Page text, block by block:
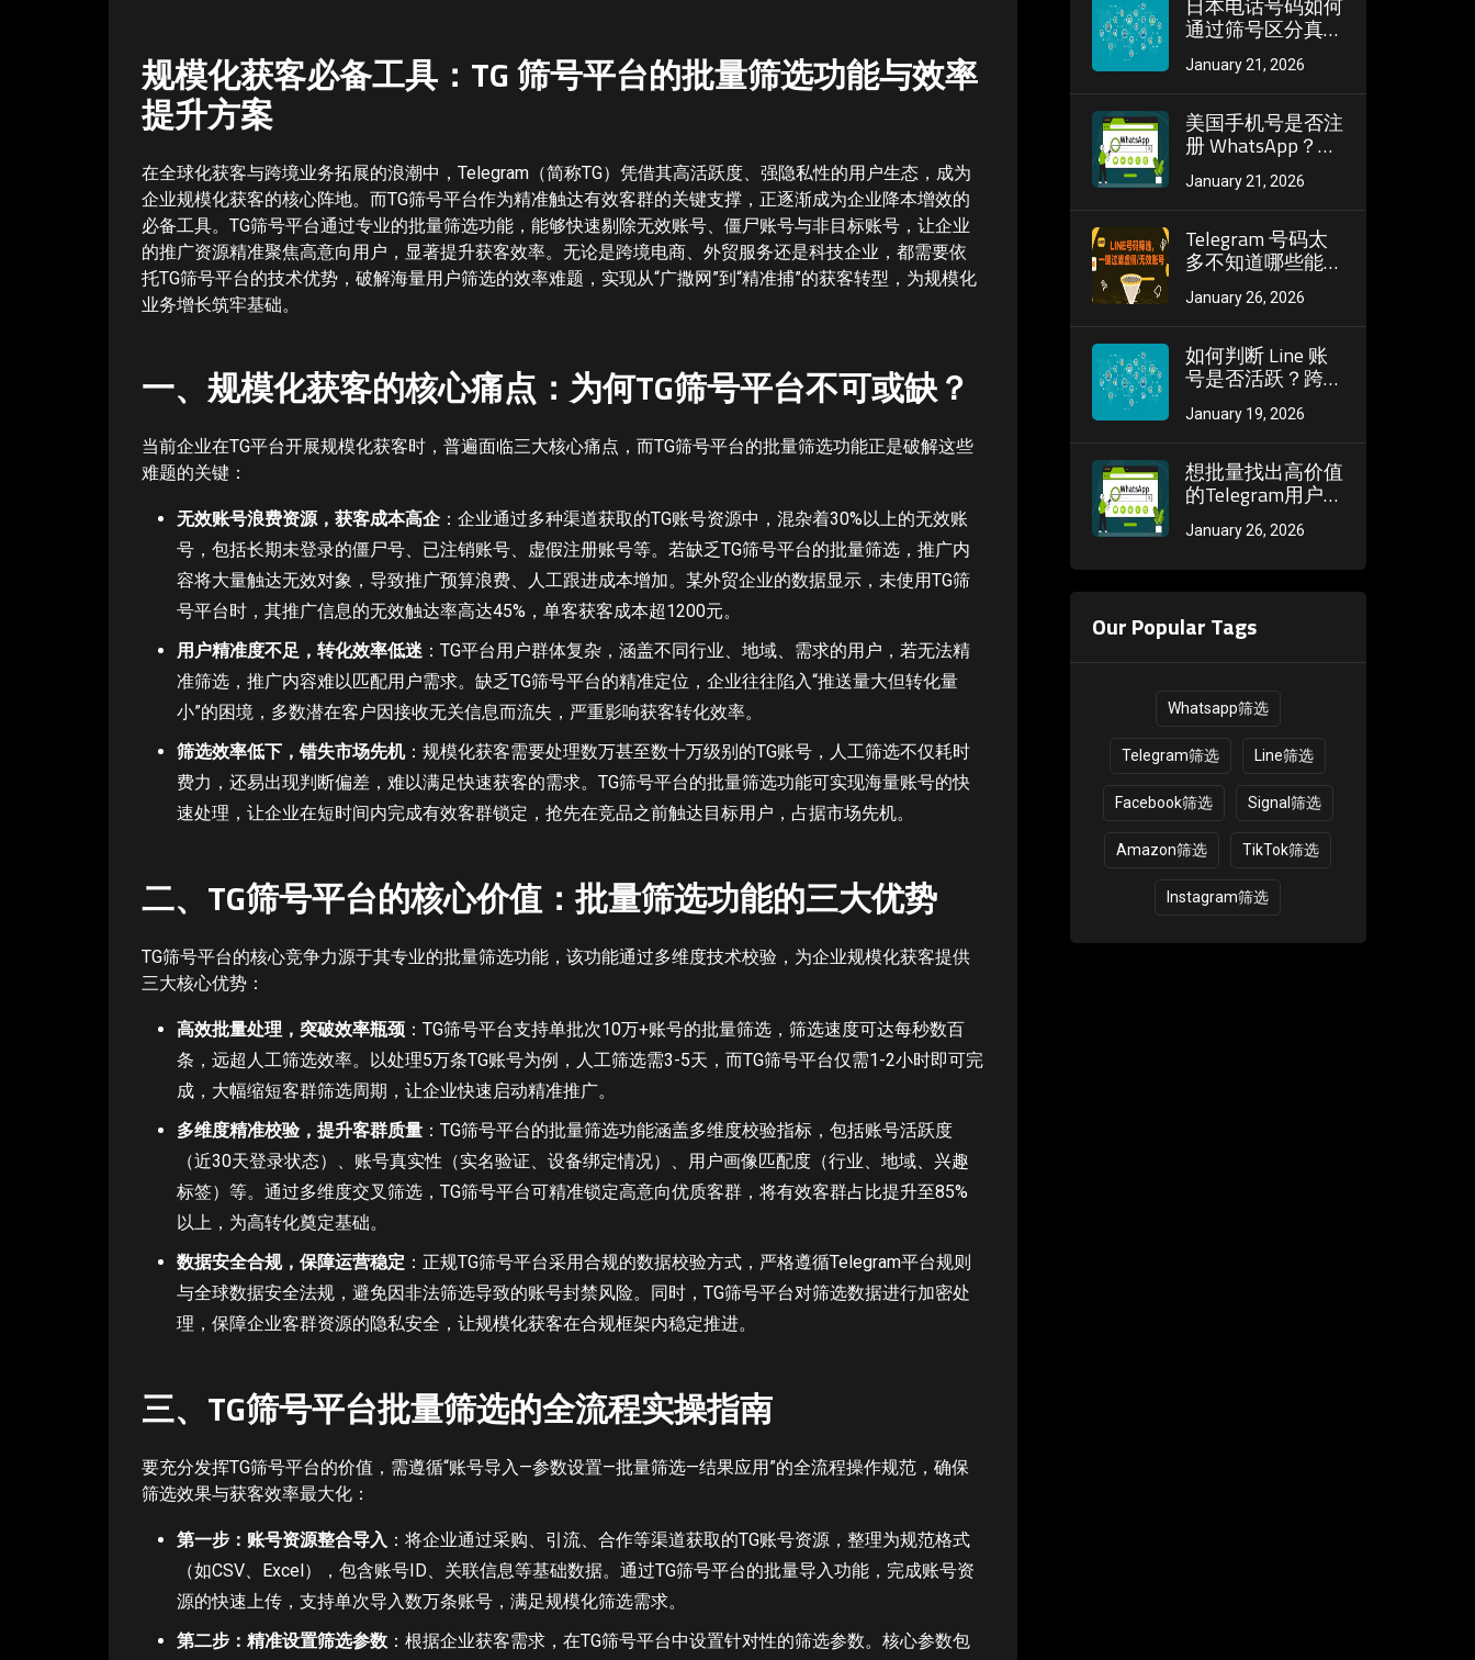
规模化获客必备工具：TG 筛号平台的批量筛选功能与效率
提升方案
在全球化获客与跨境业务拓展的浪潮中，Telegram（简称TG）凭借其高活跃度、强隐私性的用户生态，成为
企业规模化获客的核心阵地。而TG筛号平台作为精准触达有效客群的关键支撑，正逐渐成为企业降本增效的
必备工具。TG筛号平台通过专业的批量筛选功能，能够快速剔除无效账号、僵尸账号与非目标账号，让企业
的推广资源精准聚焦高意向用户，显著提升获客效率。无论是跨境电商、外贸服务还是科技企业，都需要依
托TG筛号平台的技术优势，破解海量用户筛选的效率难题，实现从“广撒网”到“精准捕”的获客转型，为规模化
业务增长筑牢基础。
一、规模化获客的核心痛点：为何TG筛号平台不可或缺？
当前企业在TG平台开展规模化获客时，普遍面临三大核心痛点，而TG筛号平台的批量筛选功能正是破解这些
难题的关键：
无效账号浪费资源，获客成本高企 ：企业通过多种渠道获取的TG账号资源中，混杂着30%以上的无效账
号，包括长期未登录的僵尸号、已注销账号、虚假注册账号等。若缺乏TG筛号平台的批量筛选，推广内
容将大量触达无效对象，导致推广预算浪费、人工跟进成本增加。某外贸企业的数据显示，未使用TG筛
号平台时，其推广信息的无效触达率高达45%，单客获客成本超1200元。
用户精准度不足，转化效率低迷 ：TG平台用户群体复杂，涵盖不同行业、地域、需求的用户，若无法精
准筛选，推广内容难以匹配用户需求。缺乏TG筛号平台的精准定位，企业往往陷入“推送量大但转化量
小”的困境，多数潜在客户因接收无关信息而流失，严重影响获客转化效率。
筛选效率低下，错失市场先机：规模化获客需要处理数万甚至数十万级别的TG账号，人工筛选不仅耗时
费力，还易出现判断偏差，难以满足快速获客的需求。TG筛号平台的批量筛选功能可实现海量账号的快
速处理，让企业在短时间内完成有效客群锁定，抢先在竞品之前触达目标用户，占据市场先机。
二、TG筛号平台的核心价值：批量筛选功能的三大优势
TG筛号平台的核心竞争力源于其专业的批量筛选功能，该功能通过多维度技术校验，为企业规模化获客提供
三大核心优势：
高效批量处理，突破效率瓶颈 ：TG筛号平台支持单批次10万+账号的批量筛选，筛选速度可达每秒数百
条，远超人工筛选效率。以处理5万条TG账号为例，人工筛选需3-5天，而TG筛号平台仅需1-2小时即可完
成，大幅缩短客群筛选周期，让企业快速启动精准推广。
多维度精准校验，提升客群质量 ：TG筛号平台的批量筛选功能涵盖多维度校验指标，包括账号活跃度
（近30天登录状态）、账号真实性（实名验证、设备绑定情况）、用户画像匹配度（行业、地域、兴趣
标签）等。通过多维度交叉筛选，TG筛号平台可精准锁定高意向优质客群，将有效客群占比提升至85%
以上，为高转化奠定基础。
数据安全合规，保障运营稳定 ：正规TG筛号平台采用合规的数据校验方式，严格遵循Telegram平台规则
与全球数据安全法规，避免因非法筛选导致的账号封禁风险。同时，TG筛号平台对筛选数据进行加密处
理，保障企业客群资源的隐私安全，让规模化获客在合规框架内稳定推进。
三、TG筛号平台批量筛选的全流程实操指南
要充分发挥TG筛号平台的价值，需遵循“账号导入—参数设置—批量筛选—结果应用”的全流程操作规范，确保
筛选效果与获客效率最大化：
第一步：账号资源整合导入 ：将企业通过采购、引流、合作等渠道获取的TG账号资源，整理为规范格式
（如CSV、Excel），包含账号ID、关联信息等基础数据。通过TG筛号平台的批量导入功能，完成账号资
源的快速上传，支持单次导入数万条账号，满足规模化筛选需求。
第二步：精准设置筛选参数 ：根据企业获客需求，在TG筛号平台中设置针对性的筛选参数。核心参数包
日本电话号码如何
通过筛号区分真实
活跃与僵尸号？跨
境营销避坑指南
January 21, 2026
美国手机号是否注
册 WhatsApp？适
合短信群发的筛号
实用方法
January 21, 2026
Telegram 号码太
多不知道哪些能
用？批量筛号帮你
一次性找出有效账
January 26, 2026
如何判断 Line 账
号是否活跃？跨境
营销避坑筛号技巧
全解析
January 19, 2026
想批量找出高价值
的Telegram用户？
如何筛选账号的年
龄和活跃度？
January 26, 2026
Our Popular Tags
Whatsapp筛选
Telegram筛选 Line筛选
Facebook筛选 Signal筛选
Amazon筛选 TikTok筛选
Instagram筛选